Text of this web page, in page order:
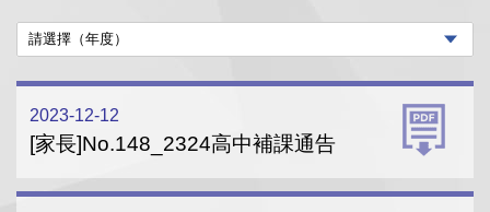
2023-12-12
[家長]No.148_2324高中補課通告